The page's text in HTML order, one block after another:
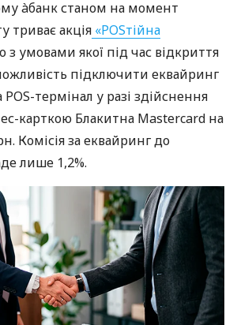
àбанк станом на момент
триває акція «POSтійна
з умовами якої під час відкриття
підключити еквайринг
термінал у разі здійснення
карткою Блакитна Mastercard на
Комісія за еквайринг до
лише 1,2%.